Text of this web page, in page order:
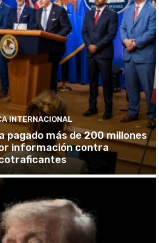
INTERNACIONAL
pagado más de 200 millones
información contra